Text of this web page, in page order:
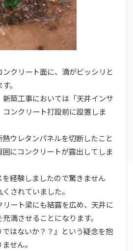
クリート面に、滴がビッシリと
。
築工事においては「天井インサ
ンクリート打設前に設置しま
ウレタンパネルを切断したこと
にコンクリートが露出してしま
経験しましたので驚きません
されていました。
ート梁にも結露を広め、天井に
満させることになります。
はないか？？』という疑念を抱
せん。